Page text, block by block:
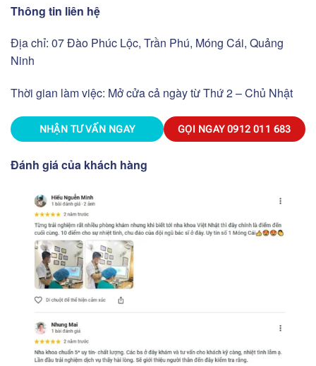
Thông tin liên hệ
Địa chỉ: 07 Đào Phúc Lộc, Trần Phú, Móng Cái, Quảng
Ninh
Thời gian làm việc: Mở cửa cả ngày từ Thứ 2 – Chủ Nhật
NHẬN TƯ VẤN NGAY GỌI NGAY0912 011 683
Đánh giá của khách hàng